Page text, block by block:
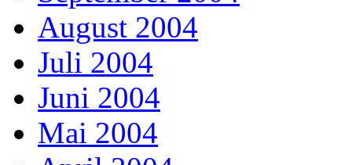
August 2004
Juli 2004
Juni 2004
Mai 2004